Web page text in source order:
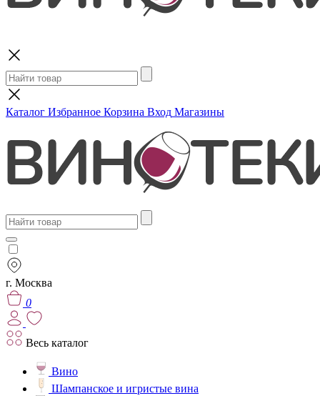
Каталог Избранное Корзина Вход Магазины
г. Москва
0
Весь каталог
Вино
Шампанское и игристые вина